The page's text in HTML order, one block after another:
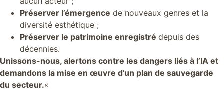
Préserver l’émergence de nouveaux genres et la
diversité esthétique ;
Préserver le patrimoine enregistré depuis des
décennies.
Unissons-nous, alertons contre les dangers liés à l’IA et
demandons la mise en œuvre d’un plan de sauvegarde
du secteur.«